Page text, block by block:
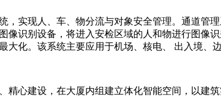
实现人、车、物分流与对象安全管理。通道管
识别设备，将进入安检区域的人和物进行图像
化。该系统主要应用于机场、核电、 出入境、
心建设，在大厦内组建立体化智能空间，以建